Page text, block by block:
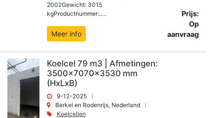
2002Gewicht: 3015
kgProductnummer:.....
Meer info
Prijs:
Op
aanvraag
Koelcel 79 m3 | Afmetingen:
3500x7070x3530 mm
(HxLxB)
9-12-2025
Berkel en Rodenrijs, Nederland
Koelcellen